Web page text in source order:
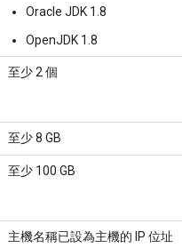
Oracle JDK 1.8
OpenJDK 1.8
至少 2 個
至少 8 GB
至少 100 GB
主機名稱已設為主機的 IP 位址